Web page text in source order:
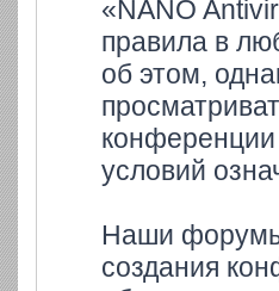
«NANO
правила в
об этом,
конференции
условий
Наши форумы
создания